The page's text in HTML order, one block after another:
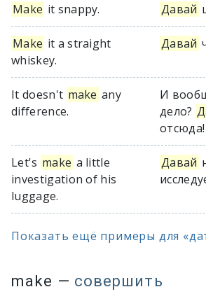
Make it snappy. Давай
Make it a straight
whiskey.
Давай
It doesn't make any
difference.
И
дело?
отсюда!
Let's make a little
investigation of his
luggage.
Давай
Показать ещё примеры для
make — совершить